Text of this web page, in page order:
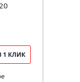
1 КЛИК